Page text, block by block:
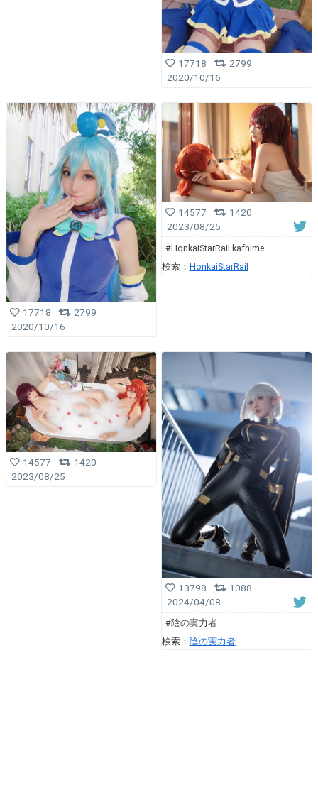
17718
2799
2020/10/16
17718
2799
2020/10/16
14577
1420
2023/08/25
#HonkaiStarRail kafhime
検索： HonkaiStarRail
14577
1420
2023/08/25
13798
1088
2024/04/08
#陰の実力者
検索： 陰の実力者